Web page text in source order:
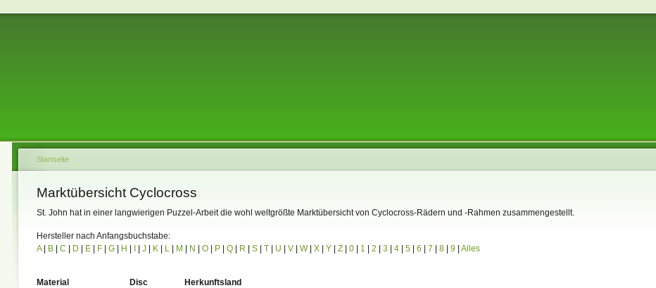
Startseite
Marktübersicht Cyclocross
St. John hat in einer langwierigen Puzzel-Arbeit die wohl weltgrößte Marktübersicht von Cyclocross-Rädern und -Rahmen zusammengestellt.
Hersteller nach Anfangsbuchstabe:
A | B | C | D | E | F | G | H | I | J | K | L | M | N | O | P | Q | R | S | T | U | V | W | X | Y | Z | 0 | 1 | 2 | 3 | 4 | 5 | 6 | 7 | 8 | 9 | Alles
Material Disc Herkunftsland